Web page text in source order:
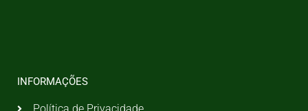
INFORMAÇÕES
Política de Privacidade